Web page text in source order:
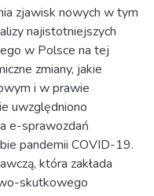
zjawisk nowych w tym
najistotniejszych
w Polsce na tej
zmiany, jakie
i w prawie
uwzględniono
e-sprawozdań
pandemii COVID-19.
która zakłada
skutkowego